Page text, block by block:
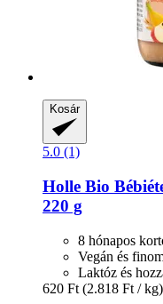
Kosár
5.0 (1)
Holle Bio
220 g
8 hónapos
Vegán és
Laktóz és
620 Ft (2.818 Ft / kg)